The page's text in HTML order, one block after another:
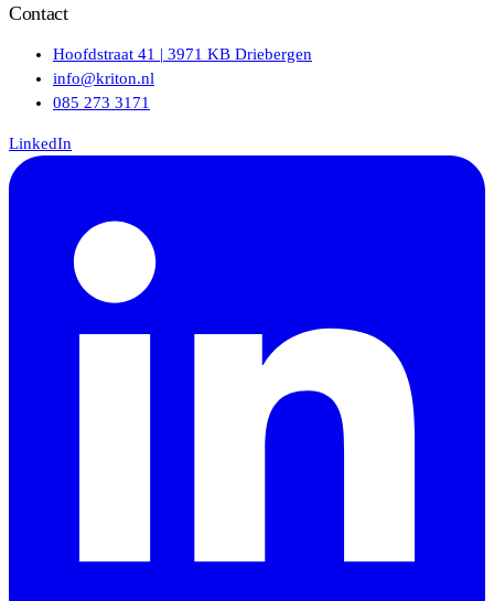
Contact
Hoofdstraat 41 | 3971 KB Driebergen
info@kriton.nl
085 273 3171
LinkedIn